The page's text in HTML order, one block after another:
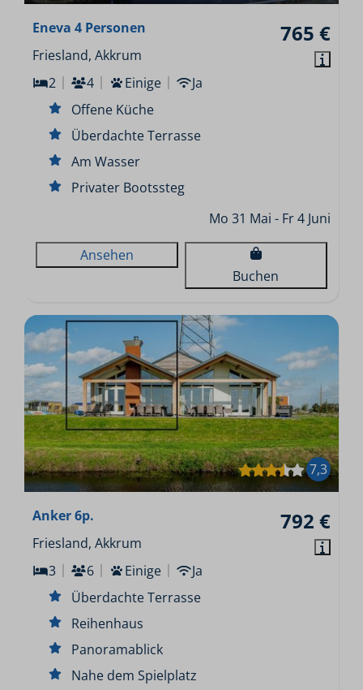
765 €
Eneva 4 Personen
Friesland, Akkrum
2
4 Einige
Ja
Offene Küche
Überdachte Terrasse
Am Wasser
Privater Bootssteg
Mo 31 Mai - Fr 4 Juni
Ansehen
Buchen
7,3
792 €
Anker 6p.
Friesland, Akkrum
3
6 Einige
Ja
Überdachte Terrasse
Reihenhaus
Panoramablick
Nahe dem Spielplatz